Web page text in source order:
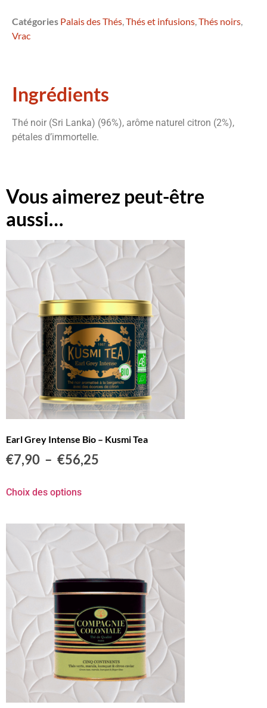
Catégories Palais des Thés Thés et infusions Thés noirs
Vrac
Ingrédients
Thé noir (Sri Lanka) (96%), arôme naturel citron (2%),
pétales d’immortelle.
Vous aimerez peut-être
aussi…
Earl Grey Intense Bio – Kusmi Tea
€7,90 – €56,25
Choix des options